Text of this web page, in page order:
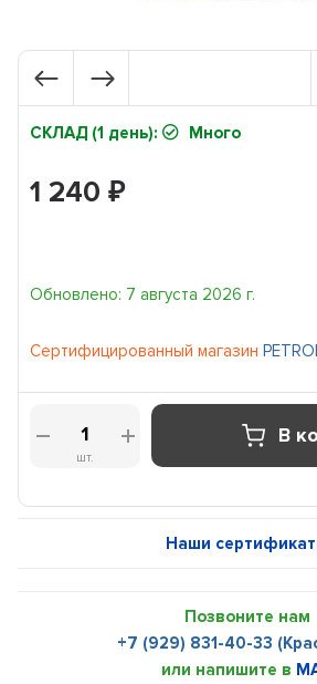
СКЛАД (1 день): Много
1 240₽
Обновлено: 7 августа 2026 г.
Сертифицированный магазин
шт.
В
Наши
Позвоните нам
+7 (929) 831-40-33
или напишите в